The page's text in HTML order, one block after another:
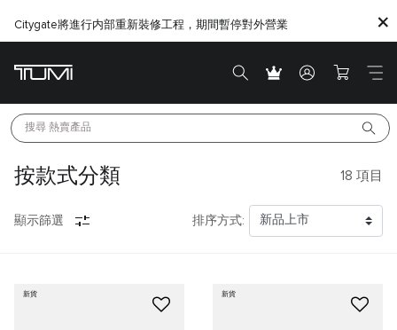
Citygate將進行内部重新裝修工程，期間暫停對外營業
搜尋 熱賣產品
按款式分類 18 項目
顯示篩選 排序方式:
新貨 新貨